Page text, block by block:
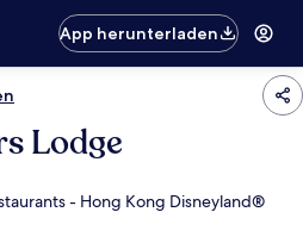
App herunterladen
Lodge
- Hong Kong Disneyland®